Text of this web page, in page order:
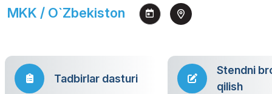
MKK / O`zbekiston
Tadbirlar dasturi
Stendni
qilish